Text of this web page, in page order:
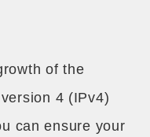
of the
4 (IPv4)
can ensure your